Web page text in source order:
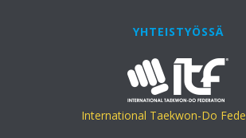
YHTEISTYÖSSÄ
International Taekwon-Do